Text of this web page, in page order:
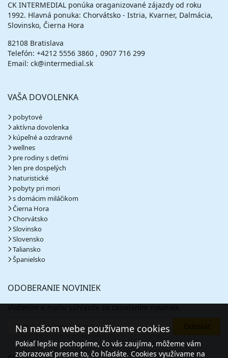
CK INTERMEDIAL ponúka oraganizované zájazdy od roku
1992. Hlavná ponuka: Chorvátsko - Istria, Kvarner, Dalmácia,
Slovinsko, Čierna Hora
82108 Bratislava
Telefón: +4212 5556 3860
0907 716 299
Email: ck@intermedial.sk
VAŠA DOVOLENKA
pobytové
aktívna dovolenka
kúpeľné a ozdravné
wellnes
pre rodiny s deťmi
len pre dospelých
naturistické
pobyty pri mori
s domácim miláčikom
Čierna Hora
Chorvátsko
Slovinsko
Slovensko
Taliansko
Španielsko
ODOBERANIE NOVINIEK
Na našom webe používame cookies
Pokiaľ lepšie pochopíme, čo vás zaujíma, môžeme vám
zobrazovať presne to, čo hľadáte. Cookies využívame na